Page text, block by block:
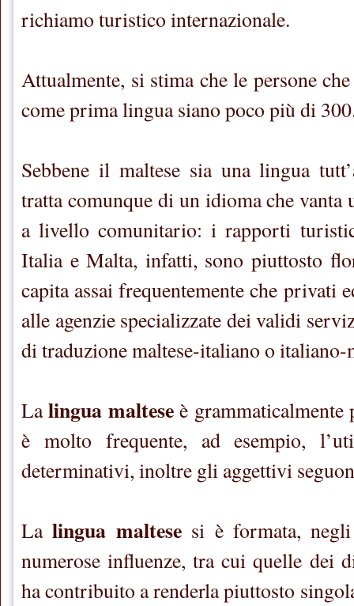
richiamo turistico internazionale.
Attualmente, si stima che le persone
come prima lingua siano poco più di
Sebbene il maltese sia una lingua
tratta comunque di un idioma che vanta
a livello comunitario: i rapporti
Italia e Malta, infatti, sono piuttosto
capita assai frequentemente che privati
alle agenzie specializzate dei validi
di traduzione maltese-italiano o italiano-
Lalingua maltese è
è molto frequente, ad esempio,
determinativi, inoltre gli aggettivi
Lalingua maltesesi è formata,
numerose influenze, tra cui quelle dei
ha contribuito a renderla piuttosto